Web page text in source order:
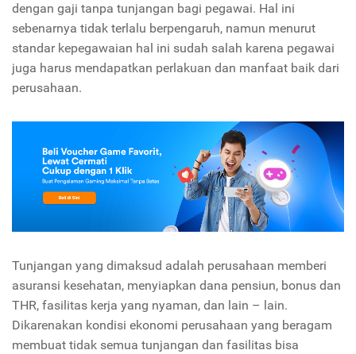
dengan gaji tanpa tunjangan bagi pegawai. Hal ini
sebenarnya tidak terlalu berpengaruh, namun menurut
standar kepegawaian hal ini sudah salah karena pegawai
juga harus mendapatkan perlakuan dan manfaat baik dari
perusahaan.
Tunjangan yang dimaksud adalah perusahaan memberi
asuransi kesehatan, menyiapkan dana pensiun, bonus dan
THR, fasilitas kerja yang nyaman, dan lain – lain.
Dikarenakan kondisi ekonomi perusahaan yang beragam
membuat tidak semua tunjangan dan fasilitas bisa